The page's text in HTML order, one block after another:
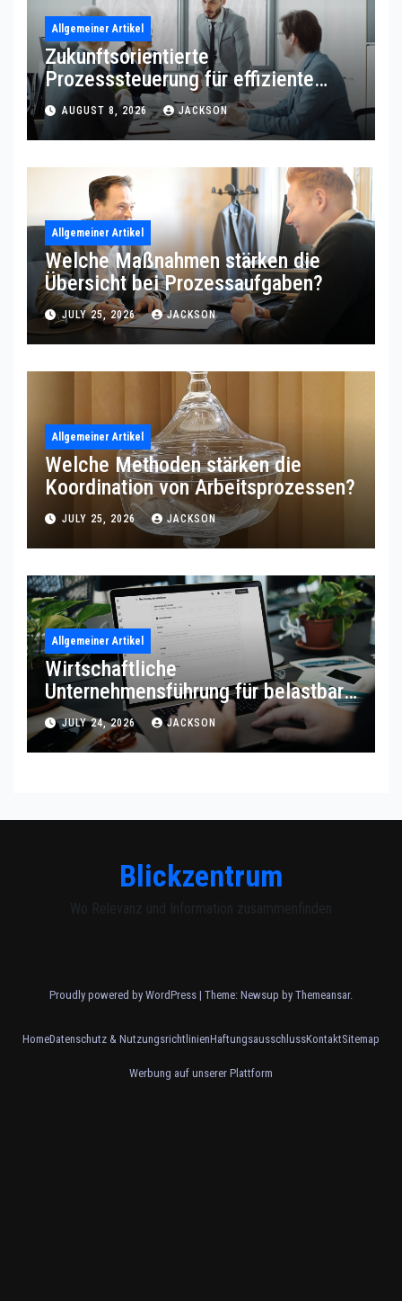
Allgemeiner Artikel
Zukunftsorientierte
Prozesssteuerung für effiziente
Arbeitsabläufe
AUGUST 8, 2026 JACKSON
Allgemeiner Artikel
Welche Maßnahmen stärken die
Übersicht bei Prozessaufgaben?
JULY 25, 2026 JACKSON
Allgemeiner Artikel
Welche Methoden stärken die
Koordination von Arbeitsprozessen?
JULY 25, 2026 JACKSON
Allgemeiner Artikel
Wirtschaftliche
Unternehmensführung für belastbare
Prozessqualität
JULY 24, 2026 JACKSON
Blickzentrum
Wo Relevanz und Information zusammenfinden
Proudly powered by WordPress | Theme: Newsup by Themeansar.
HomeDatenschutz & NutzungsrichtlinienHaftungsausschlussKontaktSitemap
Werbung auf unserer Plattform